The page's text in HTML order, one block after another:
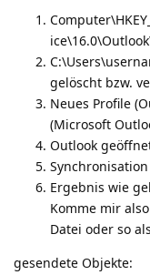
gelöscht bzw.
Neues Profile
(Microsoft
Outlook
Ergebnis wie
Komme mir
Datei oder so
gesendete Objekte: